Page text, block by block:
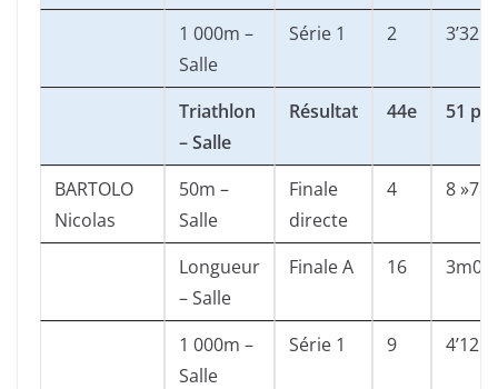
1 000m –
Salle
Série 1 2 3’32
Triathlon
– Salle
Résultat 44e 51 pts
BARTOLO
Nicolas
50m –
Salle
Finale
directe
4 8 »78
Longueur
– Salle
Finale A 16 3m05
1 000m –
Salle
Série 1 9 4’12